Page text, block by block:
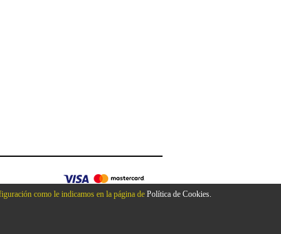
como le indicamos en la página de Política de Cookies.